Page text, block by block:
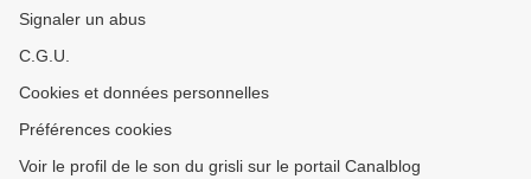
Signaler un abus
C.G.U.
Cookies et données personnelles
Préférences cookies
Voir le profil de le son du grisli sur le portail Canalblog